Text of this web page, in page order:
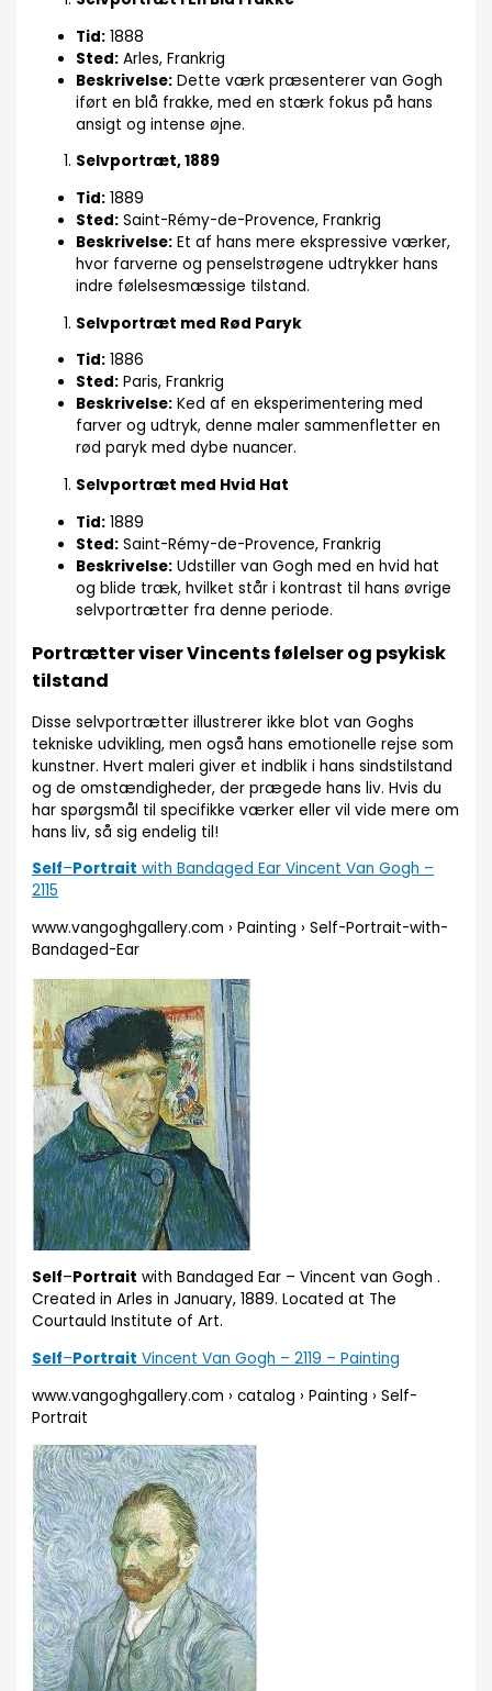
Tid: 1888
Sted: Arles, Frankrig
Beskrivelse: Dette værk præsenterer van Gogh
iført en blå frakke, med en stærk fokus på hans
ansigt og intense øjne.
Selvportræt, 1889
Tid: 1889
Sted: Saint-Rémy-de-Provence, Frankrig
Beskrivelse: Et af hans mere ekspressive værker,
hvor farverne og penselstrøgene udtrykker hans
indre følelsesmæssige tilstand.
Selvportræt med Rød Paryk
Tid: 1886
Sted: Paris, Frankrig
Beskrivelse: Ked af en eksperimentering med
farver og udtryk, denne maler sammenfletter en
rød paryk med dybe nuancer.
Selvportræt med Hvid Hat
Tid: 1889
Sted: Saint-Rémy-de-Provence, Frankrig
Beskrivelse: Udstiller van Gogh med en hvid hat
og blide træk, hvilket står i kontrast til hans øvrige
selvportrætter fra denne periode.
Portrætter viser Vincents følelser og psykisk
tilstand
Disse selvportrætter illustrerer ikke blot van Goghs
tekniske udvikling, men også hans emotionelle rejse som
kunstner. Hvert maleri giver et indblik i hans sindstilstand
og de omstændigheder, der prægede hans liv. Hvis du
har spørgsmål til specifikke værker eller vil vide mere om
hans liv, så sig endelig til!
Self–Portrait with Bandaged Ear Vincent Van Gogh –
2115
www.vangoghgallery.com › Painting › Self-Portrait-with-
Bandaged-Ear
Self–Portrait with Bandaged Ear – Vincent van Gogh .
Created in Arles in January, 1889. Located at The
Courtauld Institute of Art.
Self–Portrait Vincent Van Gogh – 2119 – Painting
www.vangoghgallery.com › catalog › Painting › Self-
Portrait